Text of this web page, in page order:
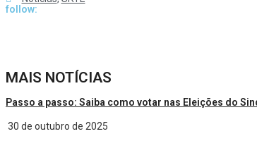
follow:
MAIS NOTÍCIAS
Passo a passo: Saiba como votar nas Eleições do
30 de outubro de 2025